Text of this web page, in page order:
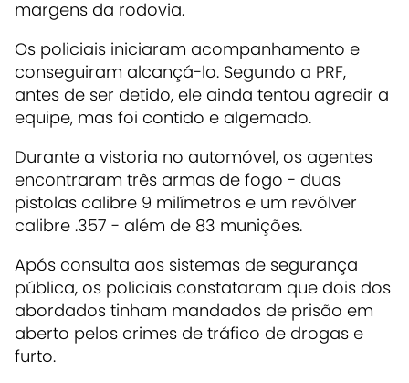
margens da rodovia.
Os policiais iniciaram acompanhamento e
conseguiram alcançá-lo. Segundo a PRF,
antes de ser detido, ele ainda tentou agredir a
equipe, mas foi contido e algemado.
Durante a vistoria no automóvel, os agentes
encontraram três armas de fogo - duas
pistolas calibre 9 milímetros e um revólver
calibre .357 - além de 83 munições.
Após consulta aos sistemas de segurança
pública, os policiais constataram que dois dos
abordados tinham mandados de prisão em
aberto pelos crimes de tráfico de drogas e
furto.